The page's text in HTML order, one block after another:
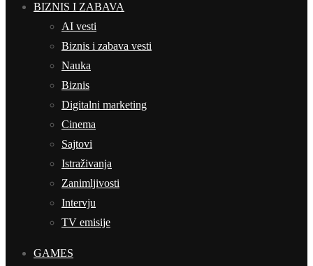
BIZNIS I ZABAVA
AI vesti
Biznis i zabava vesti
Nauka
Biznis
Digitalni marketing
Cinema
Sajtovi
Istraživanja
Zanimljivosti
Intervju
TV emisije
GAMES